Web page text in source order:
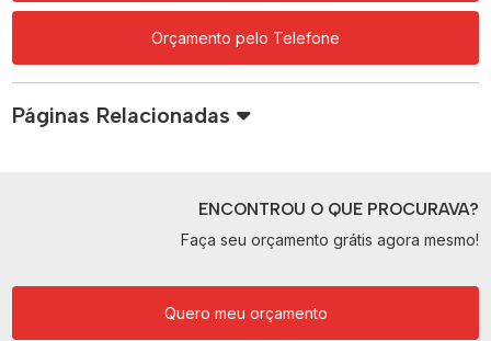
Orçamento pelo Telefone
Páginas Relacionadas
ENCONTROU O QUE PROCURAVA?
Faça seu orçamento grátis agora mesmo!
Quero meu orçamento